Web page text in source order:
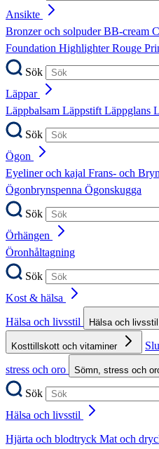
Ansikte
Bronzer och solpuderBB-cream
Foundation HighlighterRouge
Sök
Läppar
Läppbalsam LäppstiftLäppglans
Sök
Ögon
Eyeliner och kajal Frans- och
Ögonbrynspenna Ögonskugga
Sök
Örhängen
Öronhåltagning
Sök
Kost & hälsa
Hälsa och livsstil
Hälsa och livsstil
Kosttillskott och vitaminer
stress och oro
Sömn, stress och
Sök
Hälsa och livsstil
Hjärta och blodtryck Mat och